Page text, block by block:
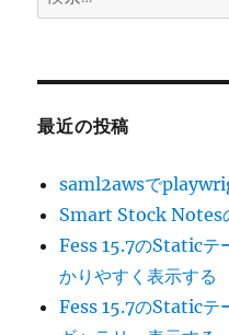
索:
最近の投稿
saml2awsで
Smart Stock Notes
Fess 15.7のStaticテ
かりやすく表示する
Fess 15.7のStaticテ